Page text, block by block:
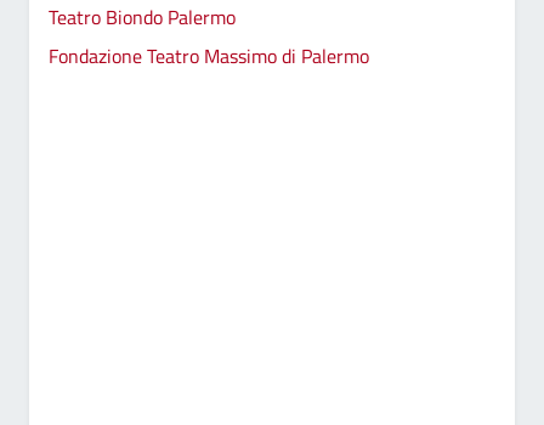
Teatro Biondo Palermo
Fondazione Teatro Massimo di Palermo